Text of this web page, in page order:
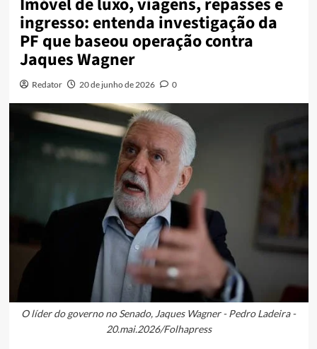
ingresso: entenda investigação da
PF que baseou operação contra
Jaques Wagner
Redator 20 de junho de 2026 0
O líder do governo no Senado, Jaques Wagner - Pedro Ladeira -
20.mai.2026/Folhapress